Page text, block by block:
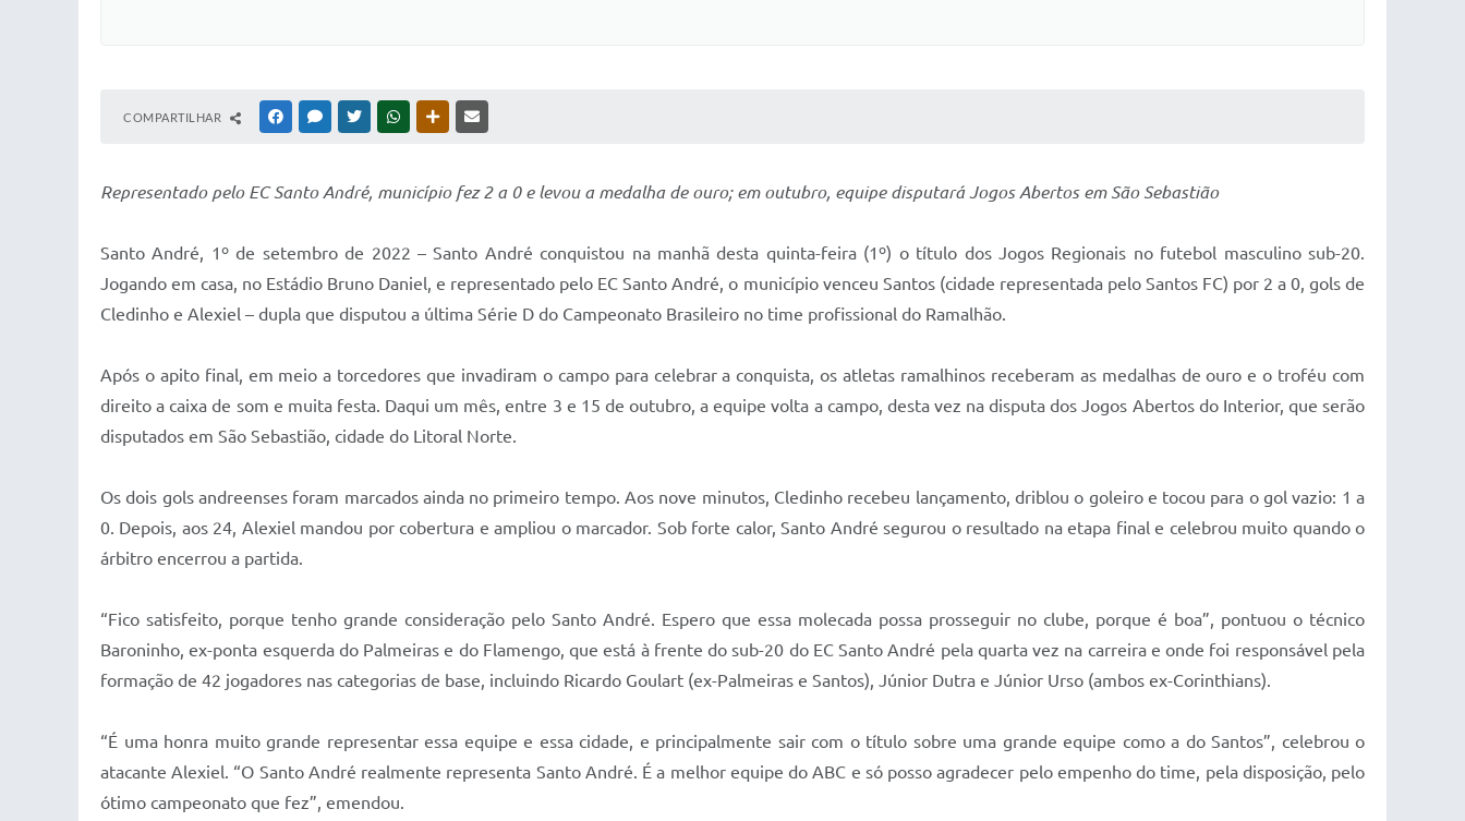
COMPARTILHAR FACEBOOKMESSENGER
TWITTERWHATSAPPOUTRAS MÍDIAS
Representado pelo EC Santo André, município fez 2 a 0 e levou a medalha de ouro; em outubro, equipe disputará Jogos Abertos em São Sebastião
Santo André, 1º de setembro de 2022 – Santo André conquistou na manhã desta quinta-feira (1º) o título dos Jogos Regionais no futebol masculino sub-20.
Jogando em casa, no Estádio Bruno Daniel, e representado pelo EC Santo André, o município venceu Santos (cidade representada pelo Santos FC) por 2 a 0, gols de
Cledinho e Alexiel – dupla que disputou a última Série D do Campeonato Brasileiro no time profissional do Ramalhão.
Após o apito final, em meio a torcedores que invadiram o campo para celebrar a conquista, os atletas ramalhinos receberam as medalhas de ouro e o troféu com
direito a caixa de som e muita festa. Daqui um mês, entre 3 e 15 de outubro, a equipe volta a campo, desta vez na disputa dos Jogos Abertos do Interior, que serão
disputados em São Sebastião, cidade do Litoral Norte.
Os dois gols andreenses foram marcados ainda no primeiro tempo. Aos nove minutos, Cledinho recebeu lançamento, driblou o goleiro e tocou para o gol vazio: 1 a
0. Depois, aos 24, Alexiel mandou por cobertura e ampliou o marcador. Sob forte calor, Santo André segurou o resultado na etapa final e celebrou muito quando o
árbitro encerrou a partida.
“Fico satisfeito, porque tenho grande consideração pelo Santo André. Espero que essa molecada possa prosseguir no clube, porque é boa”, pontuou o técnico
Baroninho, ex-ponta esquerda do Palmeiras e do Flamengo, que está à frente do sub-20 do EC Santo André pela quarta vez na carreira e onde foi responsável pela
formação de 42 jogadores nas categorias de base, incluindo Ricardo Goulart (ex-Palmeiras e Santos), Júnior Dutra e Júnior Urso (ambos ex-Corinthians).
“É uma honra muito grande representar essa equipe e essa cidade, e principalmente sair com o título sobre uma grande equipe como a do Santos”, celebrou o
atacante Alexiel. “O Santo André realmente representa Santo André. É a melhor equipe do ABC e só posso agradecer pelo empenho do time, pela disposição, pelo
ótimo campeonato que fez”, emendou.